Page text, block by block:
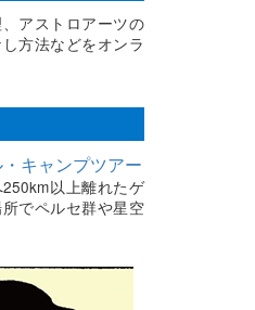
アストロアーツの
方法などをオンラ
キャンプツアー
以上離れたゲ
でペルセ群や星空